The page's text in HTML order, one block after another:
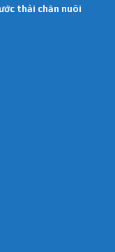
thải chăn nuôi